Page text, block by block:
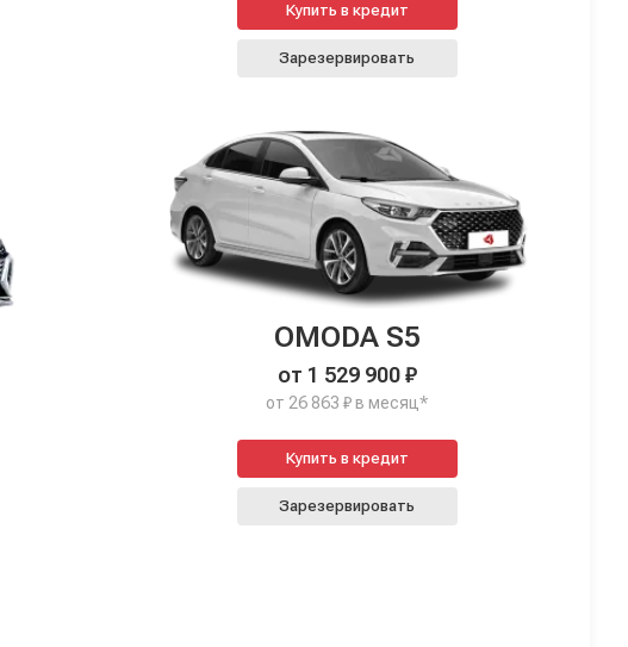
Купить в кредит
Зарезервировать
OMODA S5
от 1 529 900 ₽
от 26 863 ₽ в месяц*
Купить в кредит
Зарезервировать